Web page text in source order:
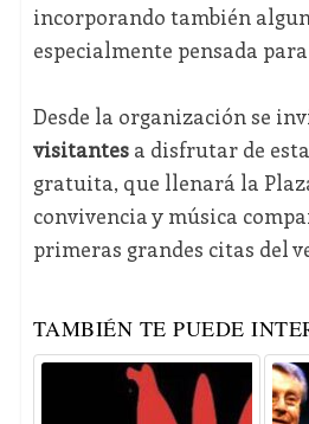
incorporando también
especialmente pensada
Desde la organización se
visitantesa disfrutar de
gratuita, que llenará la
convivencia y música
primeras grandes citas del
TAMBIÉN TE PUEDE